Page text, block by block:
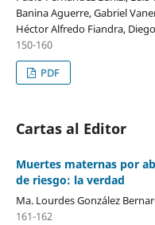
Banina Aguerre, Gabriel
Héctor Alfredo Fiandra,
150-160
PDF
Cartas al Editor
Muertes maternas por
de riesgo: la verdad
Ma. Lourdes González
161-162